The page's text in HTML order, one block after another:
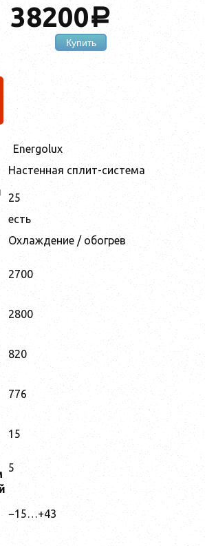
38200a
Купить
Energolux
Настенная сплит-система
25
есть
Охлаждение / обогрев
2700
2800
820
776
15
5
−15…+43